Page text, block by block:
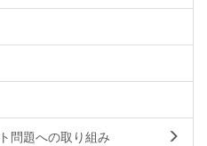
問題への取り組み